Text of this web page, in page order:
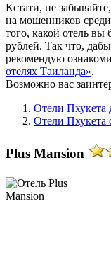
Кстати, не
на мошенников
того, какой отель вы
рублей. Так что,
рекомендую
отелях Таиланда».
Возможно вас
Отели Пхукета
Отели Пхукета
Plus Mansion